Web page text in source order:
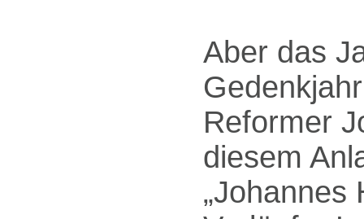
Aber das
Reformer
diesem
„Johannes